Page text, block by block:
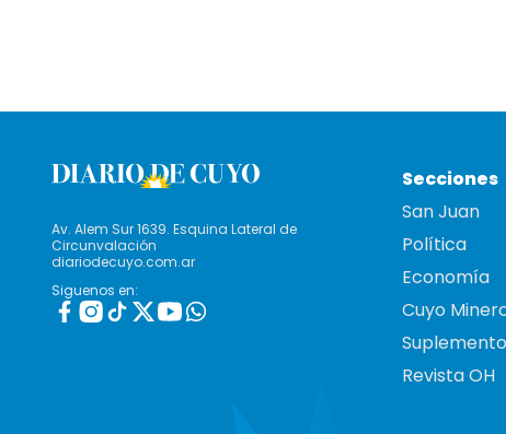
Av. Alem Sur 1639. Esquina Lateral de
Circunvalación
diariodecuyo.com.ar
Siguenos en:
Secciones
San Juan
Política
Economía
Cuyo
Revista OH